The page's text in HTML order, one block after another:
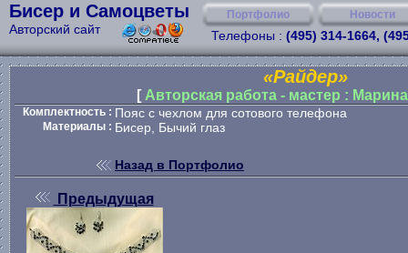
Бисер и Самоцветы
Авторский сайт
Портфолио Новости
Телефоны : (495) 314-1664,
«Райдер»
[Авторская работа - мастер :
Комплектность : Пояс с чехлом для сотового телефона
Материалы : Бисер, Бычий глаз
Назад в Портфолио
Предыдущая